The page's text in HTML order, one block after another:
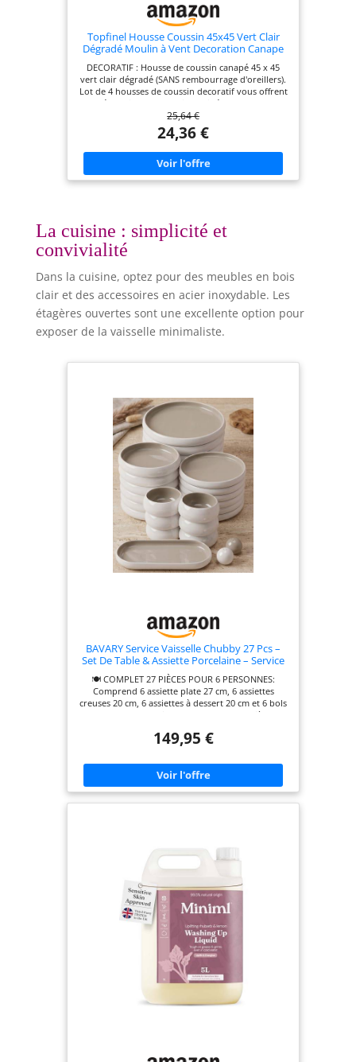
Topfinel Housse Coussin 45x45 Vert Clair
Dégradé Moulin à Vent Decoration Canape
Salon Maison Interieure Lot de 4 pour
Chambre Enfant Lit Jardin Déco Aesthetic
Scandinave en Velours Côtelé Durable
DECORATIF : Housse de coussin canapé 45 x 45
vert clair dégradé (SANS rembourrage d'oreillers).
Lot de 4 housses de coussin decoratif vous offrent
une décoration salon maison différente. La housse
de coussin vert clair apporte une touche de
fraîcheur et de sérénité à l’espace intérieur,
comme un bourgeon de printemps qui s’éveille
doucement. ESTHETIQUE : Fermeture éclair
dissimulée de la même couleur que les housses
coussins. Plus pratique et rapide, adaptée aux
personnes âgées, parents et enfants. ENTRETIEN :
repasser à basse température, mieux laisser
refroidir naturellement. Garantie de la Marque :
Cette housse coussin n’est pas seulement un
ornement, mais un détail qui vous donne une
sensation chaleureuse à votre vie à la maison.
25,64 €
24,36 €
La cuisine : simplicité et
convivialité
Dans la cuisine, optez pour des meubles en bois
clair et des accessoires en acier inoxydable. Les
étagères ouvertes sont une excellente option pour
exposer de la vaisselle minimaliste.
BAVARY Service Vaisselle Chubby 27 Pcs –
Set De Table & Assiette Porcelaine – Service
De Table 6 Personnes De Plates & Assiette
Creuse, Bols – Vaisselle Et Arts De La Table
Micro-onde/Lave-Vaisselle
🍽️ COMPLET 27 PIÈCES POUR 6 PERSONNES:
Comprend 6 assiette plate 27 cm, 6 assiettes
creuses 20 cm, 6 assiettes à dessert 20 cm et 6 bols
14 cm, plus 1 saladier 32 cm ovale et 1 salière et
personnes forme un set vaisselle harmonieux.
tout lot assiette, qu’il s’agisse d’une assiette plate
ou d’une assiette de table — un vrai plus pour vos
services de vaisselle. 🌀 DESIGN CHUBBY OVALE
ORGANIQUE: Les bords épais et arrondis offrent
valeur l’esthétique d’une assiette blanche, d’une
assiettes blanches porcelaine ou d’une assiette
porcelaine blanche (compatible style assietes
plate), tout en restant harmonieux sur un set de
table. 🏺 PORCELAINE DE QUALITÉ SUPÉRIEURE: Le
vernis dense et lisse est inodore, sans goût, et
résistant aux rayures et aux taches. Un vrai
porcelaine service en porcelaine blanche, plus
raffiné que les assiettes en faience, avec finitions
adaptées à une assiette plate porcelaine et à
l’usage d’une assiette creuse blanche ; idéal pour
composer des assiettes complètes dans votre
vaisselle et plats de service et vos services de
vaisselle. ⚙️ FACILITÉ D’UTILISATION QUOTIDIENNE:
149,95 €